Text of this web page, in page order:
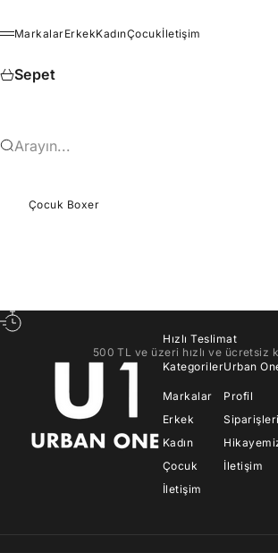
Menü
MarkalarErkekKadınÇocukİletişim
Sepet
Arayın...
Çocuk Boxer
Hızlı Teslimat
500 TL ve üzeri hızlı ve ücretsiz
Kategoriler
Markalar
Erkek
Kadın
Çocuk
İletişim
Urban
Profil
İletişim